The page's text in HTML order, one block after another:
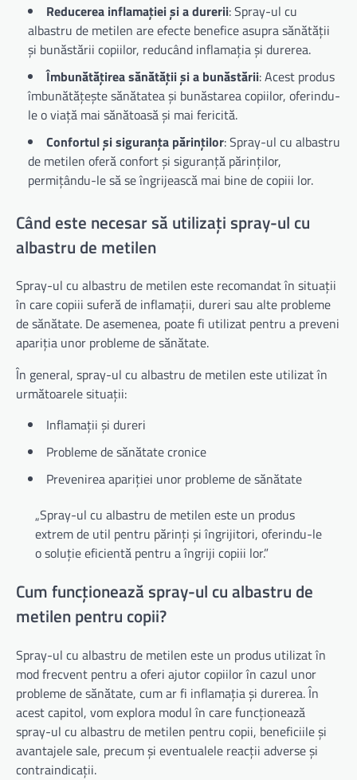
Reducerea inflamației și a durerii: Spray-ul cu
albastru de metilen are efecte benefice asupra sănătății
și bunăstării copiilor, reducând inflamația și durerea.
Îmbunătățirea sănătății și a bunăstării: Acest produs
îmbunătățește sănătatea și bunăstarea copiilor, oferindu-
le o viață mai sănătoasă și mai fericită.
Confortul și siguranța părinților: Spray-ul cu albastru
de metilen oferă confort și siguranță părinților,
permițându-le să se îngrijească mai bine de copiii lor.
Când este necesar să utilizați spray-ul cu
albastru de metilen
Spray-ul cu albastru de metilen este recomandat în situații
în care copiii suferă de inflamații, dureri sau alte probleme
de sănătate. De asemenea, poate fi utilizat pentru a preveni
apariția unor probleme de sănătate.
În general, spray-ul cu albastru de metilen este utilizat în
următoarele situații:
Inflamații și dureri
Probleme de sănătate cronice
Prevenirea apariției unor probleme de sănătate
„Spray-ul cu albastru de metilen este un produs
extrem de util pentru părinți și îngrijitori, oferindu-le
o soluție eficientă pentru a îngriji copiii lor.”
Cum funcționează spray-ul cu albastru de
metilen pentru copii?
Spray-ul cu albastru de metilen este un produs utilizat în
mod frecvent pentru a oferi ajutor copiilor în cazul unor
probleme de sănătate, cum ar fi inflamația și durerea. În
acest capitol, vom explora modul în care funcționează
spray-ul cu albastru de metilen pentru copii, beneficiile și
avantajele sale, precum și eventualele reacții adverse și
contraindicații.